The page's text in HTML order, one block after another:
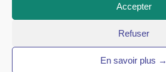
Accepter
Refuser
En savoir plus →
Espace pro’
Annoncer votre événement